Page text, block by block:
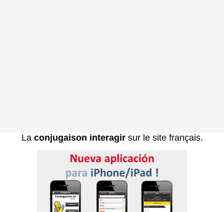
La conjugaison interagirsur le site français.